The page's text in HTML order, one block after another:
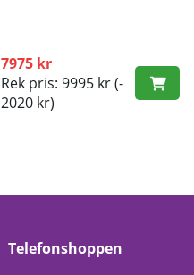
7975 kr
Rek pris: 9995 kr(-
2020 kr)
Telefonshoppen